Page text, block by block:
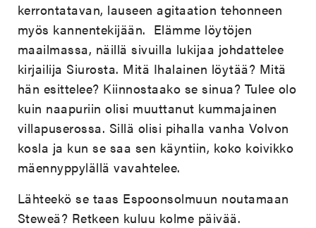
kerrontatavan, lauseen agitaation tehonneen
myös kannentekijään. Elämme löytöjen
maailmassa, näillä sivuilla lukijaa johdattelee
kirjailija Siurosta. Mitä Ihalainen löytää? Mitä
hän esittelee? Kiinnostaako se sinua? Tulee olo
kuin naapuriin olisi muuttanut kummajainen
villapuserossa. Sillä olisi pihalla vanha Volvon
kosla ja kun se saa sen käyntiin, koko koivikko
mäennyppylällä vavahtelee.
Lähteekö se taas Espoonsolmuun noutamaan
Steweä? Retkeen kuluu kolme päivää.